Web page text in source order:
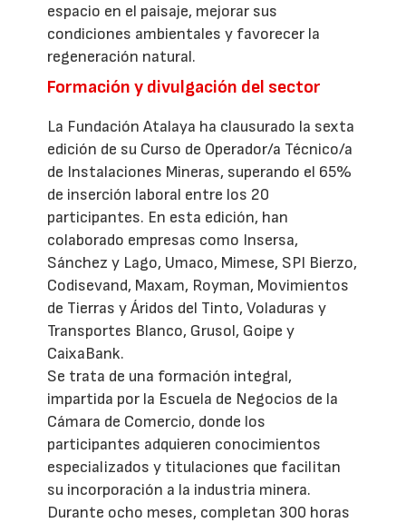
espacio en el paisaje, mejorar sus
condiciones ambientales y favorecer la
regeneración natural.
Formación y divulgación del sector
La Fundación Atalaya ha clausurado la sexta
edición de su Curso de Operador/a Técnico/a
de Instalaciones Mineras, superando el 65%
de inserción laboral entre los 20
participantes. En esta edición, han
colaborado empresas como Insersa,
Sánchez y Lago, Umaco, Mimese, SPI Bierzo,
Codisevand, Maxam, Royman, Movimientos
de Tierras y Áridos del Tinto, Voladuras y
Transportes Blanco, Grusol, Goipe y
CaixaBank.
Se trata de una formación integral,
impartida por la Escuela de Negocios de la
Cámara de Comercio, donde los
participantes adquieren conocimientos
especializados y titulaciones que facilitan
su incorporación a la industria minera.
Durante ocho meses, completan 300 horas